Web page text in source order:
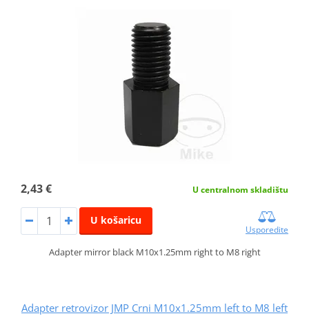
2,43 € U centralnom skladištu
U košaricu
Usporedite
Adapter mirror black M10x1.25mm right to M8 right
Adapter retrovizor JMP Crni M10x1.25mm left to M8 left